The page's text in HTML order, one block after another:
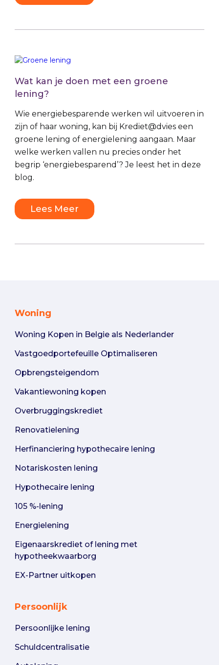
Wat kan je doen met een groene
lening?
Wie energiebesparende werken wil uitvoeren in
zijn of haar woning, kan bij Krediet@dvies een
groene lening of energielening aangaan. Maar
welke werken vallen nu precies onder het
begrip ‘energiebesparend’? Je leest het in deze
blog.
Lees Meer
Woning
Woning Kopen in Belgie als Nederlander
Vastgoedportefeuille Optimaliseren
Opbrengsteigendom
Vakantiewoning kopen
Overbruggingskrediet
Renovatielening
Herfinanciering hypothecaire lening
Notariskosten lening
Hypothecaire lening
105 %-lening
Energielening
Eigenaarskrediet of lening met
hypotheekwaarborg
EX-Partner uitkopen
Persoonlijk
Persoonlijke lening
Schuldcentralisatie